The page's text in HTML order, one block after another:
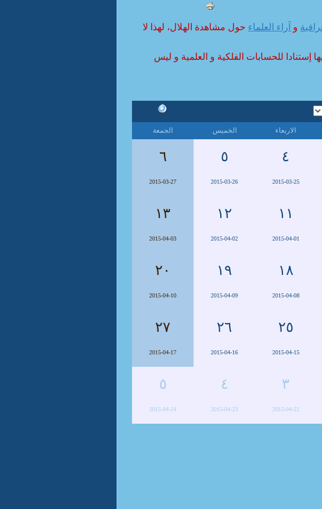
و آراء العلماء حول مشاهدة الهلال، لهذا لا
إستنادا للحسابات الفلكية و العلمية و ليس
الاربعاء الخميس الجمعة
٤
2015-03-25
٥
2015-03-26
٦
2015-03-27
١١
2015-04-01
١٢
2015-04-02
١٣
2015-04-03
١٨
2015-04-08
١٩
2015-04-09
٢٠
2015-04-10
٢٥
2015-04-15
٢٦
2015-04-16
٢٧
2015-04-17
٣
2015-04-22
٤
2015-04-23
٥
2015-04-24